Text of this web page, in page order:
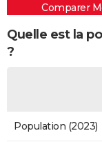
Comparer
Quelle est la
?
Population (2023)